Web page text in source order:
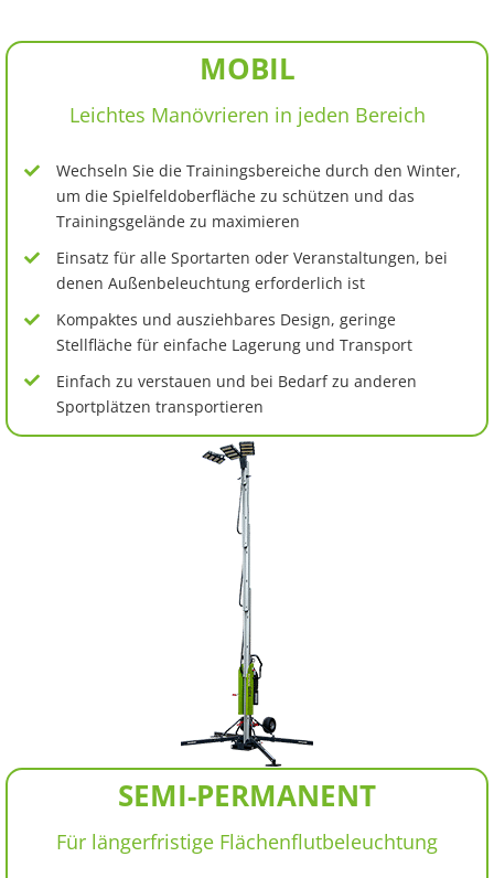
MOBIL
Leichtes Manövrieren in jeden Bereich
Wechseln Sie die Trainingsbereiche durch den Winter,
um die Spielfeldoberfläche zu schützen und das
Trainingsgelände zu maximieren
Einsatz für alle Sportarten oder Veranstaltungen, bei
denen Außenbeleuchtung erforderlich ist
Kompaktes und ausziehbares Design, geringe
Stellfläche für einfache Lagerung und Transport
Einfach zu verstauen und bei Bedarf zu anderen
Sportplätzen transportieren
SEMI-PERMANENT
Für längerfristige Flächenflutbeleuchtung